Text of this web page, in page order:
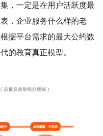
，一定是在用户活跃度最
，企业服务什么样的老
据平台需求的最大公约数
的教育真正模型。